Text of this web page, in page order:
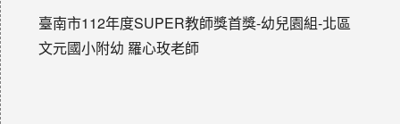
臺南市112年度SUPER教師獎首獎-幼兒園組-北區
文元國小附幼 羅心玫老師